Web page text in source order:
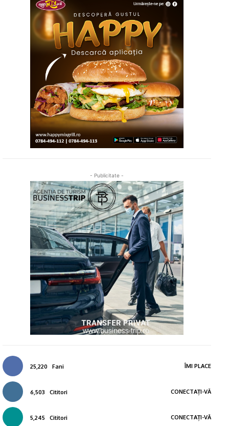
- Publicitate -
25,220 Fani ÎMI PLACE
6,503 Cititori CONECTAȚI-VĂ
5,245 Cititori CONECTAȚI-VĂ